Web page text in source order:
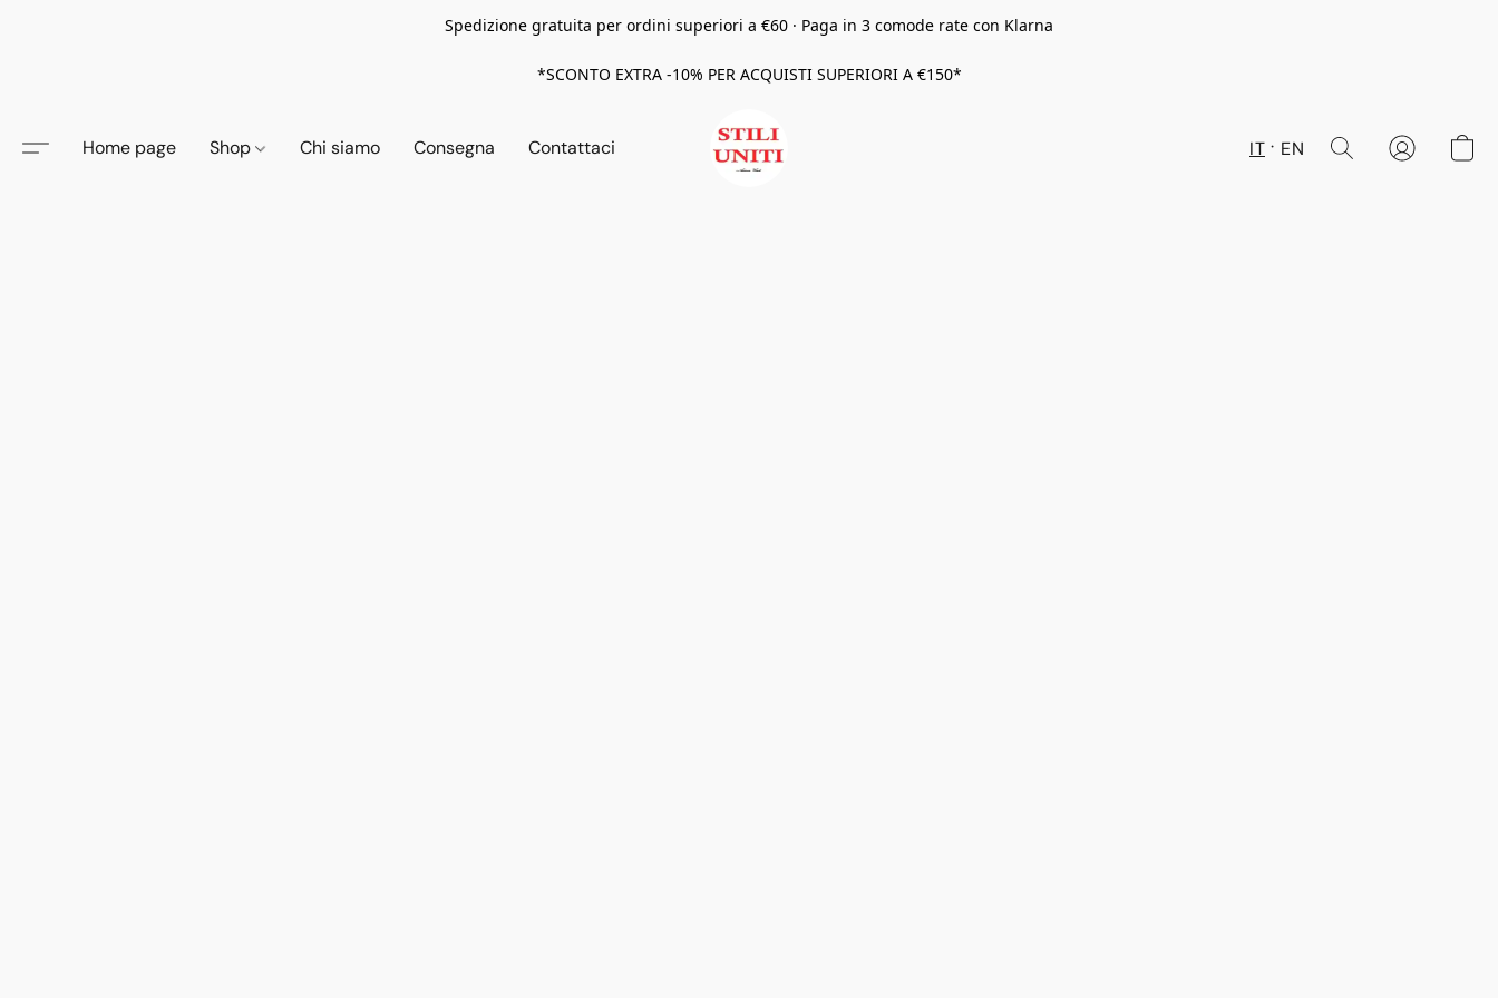
Spedizione gratuita per ordini superiori a €60 · Paga in 3 comode rate con Klarna
*SCONTO EXTRA -10% PER ACQUISTI SUPERIORI A €150*
Home page Shop Chi siamo Consegna Contattaci IT EN